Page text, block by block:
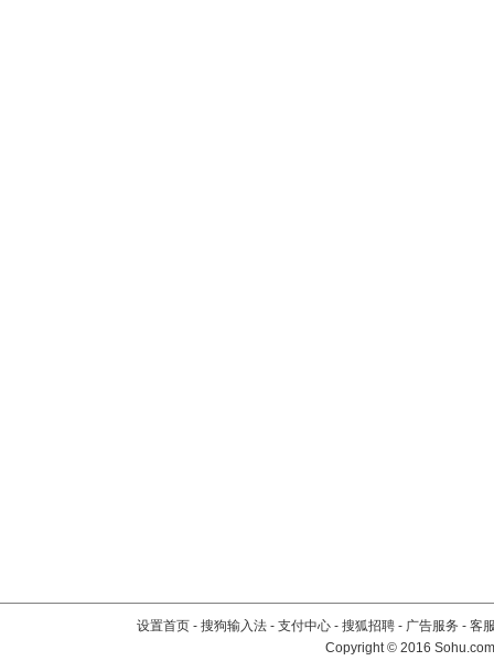
设置首页 - 搜狗输入法 - 支付中心 - 搜狐招聘 - 广告服务 - 客
Copyright©2016